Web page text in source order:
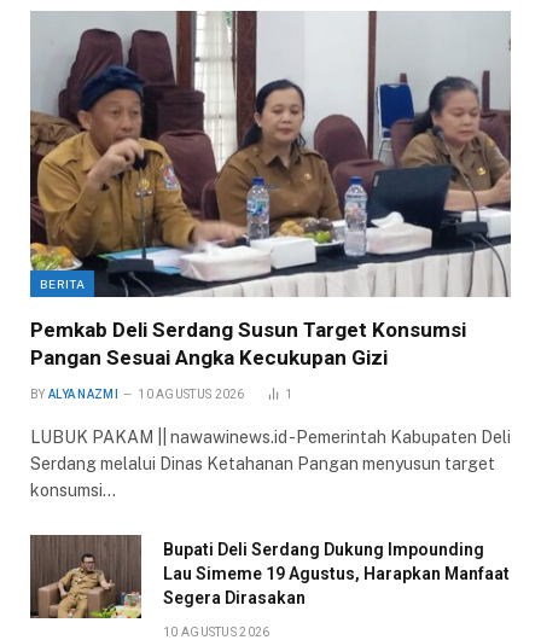
BERITA
Pemkab Deli Serdang Susun Target Konsumsi
Pangan Sesuai Angka Kecukupan Gizi
BY ALYA NAZMI 10 AGUSTUS 2026 1
LUBUK PAKAM || nawawinews.id -Pemerintah Kabupaten Deli
Serdang melalui Dinas Ketahanan Pangan menyusun target
konsumsi…
Bupati Deli Serdang Dukung Impounding
Lau Simeme 19 Agustus, Harapkan Manfaat
Segera Dirasakan
10 AGUSTUS 2026